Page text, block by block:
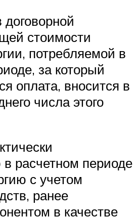
стоимости
потребляемой в
за который
оплата, вносится в
числа этого
расчетном периоде
с учетом
ранее
в качестве